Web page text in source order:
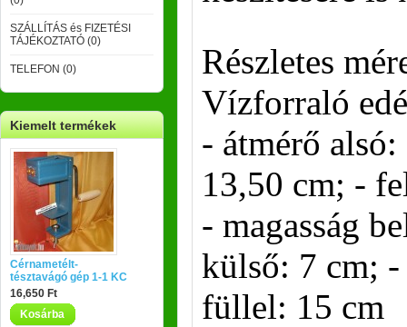
SZÁLLÍTÁS és FIZETÉSI
TÁJÉKOZTATÓ (0)
TELEFON (0)
Kiemelt termékek
Cérnametélt-
tésztavágó gép 1-1 KC
16,650 Ft
Kosárba
Részletes
Vízforraló
- átmérő
13,50 cm; -
- magasság
külső: 7 cm;
füllel: 15 cm